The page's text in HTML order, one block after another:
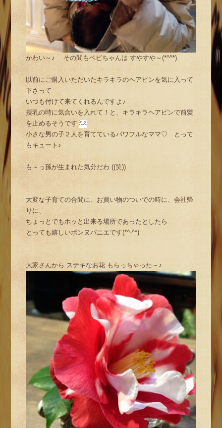
かわい～♪ その間もベビちゃんは すやすや～(*^^*)
以前にご購入いただいたキラキラのヘアピンを気に入って
下さって
いつも付けて来てくれるんですよ♪
授乳の時に気合いを入れて！と、キラキラヘアピンで前髪
を止めるそうです
小さな男の子２人を育てているパワフルなママ♡ とって
もキュート♪
も～っ孫が生まれた気分だわ ((笑))
大変な子育ての合間に、お買い物のついでの時に、会社帰
りに、
ちょっとでもホッと出来る場所であったとしたら
とっても嬉しいボンヌパニエです(*^-^*)
大家さんから ステキなお花 もらっちゃった～♪